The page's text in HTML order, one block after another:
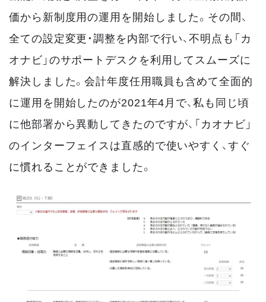
価から新制度用の運用を開始しました。その間、
全ての設定変更・調整を内部で行い、不明点も「カ
オナビ」のサポートデスクを利用してスムーズに
解決しました。会計年度任用職員も含めて全面的
に運用を開始したのが2021年4月で、私も同じ頃
に他部署から異動してきたのですが、「カオナビ」
のインターフェイスは直感的で使いやすく、すぐ
に慣れることができました。